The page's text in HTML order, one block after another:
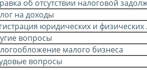
об отсутствии налоговой
на доходы
юридических и физических
вопросы
малого бизнеса
вопросы